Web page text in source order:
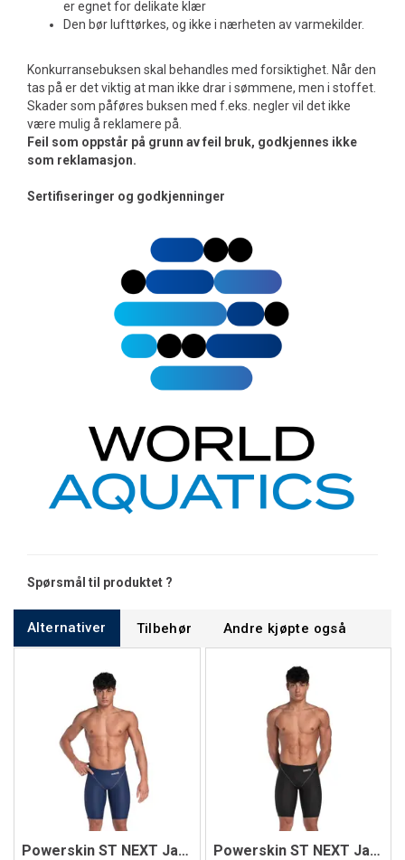
er egnet for delikate klær
Den bør lufttørkes, og ikke i nærheten av varmekilder.
Konkurransebuksen skal behandles med forsiktighet. Når den
tas på er det viktig at man ikke drar i sømmene, men i stoffet.
Skader som påføres buksen med f.eks. negler vil det ikke
være mulig å reklamere på.
Feil som oppstår på grunn av feil bruk, godkjennes ikke
som reklamasjon.
Sertifiseringer og godkjenninger
Spørsmål til produktet ?
Alternativer Tilbehør Andre kjøpte også
Powerskin ST NEXT Jammer Powerskin ST NEXT Jammer